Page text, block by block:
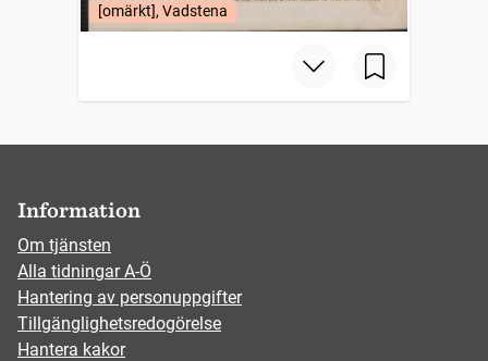
[omärkt], Vadstena
Information
Om tjänsten
Alla tidningar A-Ö
Hantering av personuppgifter
Tillgänglighetsredogörelse
Hantera kakor